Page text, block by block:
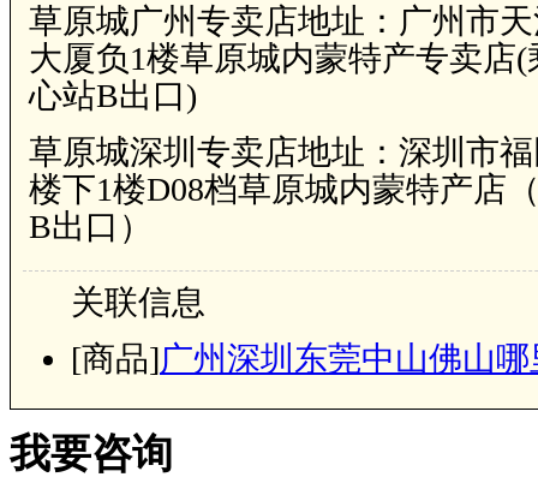
草原城广州专卖店地址：广州市
大厦负1楼草原城内蒙特产专卖店
心站B出口)
草原城深圳专卖店地址：深圳市
楼下1楼D08档草原城内蒙特产店
B出口）
关联信息
[商品]广州深圳东莞中山佛山
我要咨询